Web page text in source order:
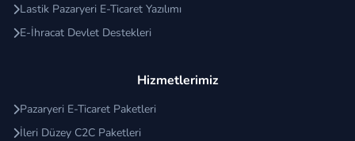
Lastik Pazaryeri E-Ticaret Yazılımı
E-İhracat Devlet Destekleri
Hizmetlerimiz
Pazaryeri E-Ticaret Paketleri
İleri Düzey C2C Paketleri